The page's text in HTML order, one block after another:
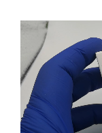
Videólejátszó